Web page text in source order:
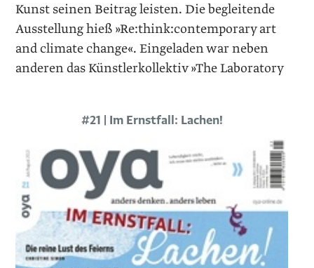
Kunst seinen Beitrag leisten. Die begleitende
Aus­stellung hieß »Re:think:contemporary art
and climate change«. Eingeladen war neben
anderen das Künstlerkollektiv »The Laboratory
#21 | Im Ernstfall: Lachen!